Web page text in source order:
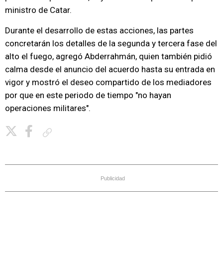
ministro de Catar.
Durante el desarrollo de estas acciones, las partes
concretarán los detalles de la segunda y tercera fase del
alto el fuego, agregó Abderrahmán, quien también pidió
calma desde el anuncio del acuerdo hasta su entrada en
vigor y mostró el deseo compartido de los mediadores
por que en este periodo de tiempo "no hayan
operaciones militares".
Publicidad